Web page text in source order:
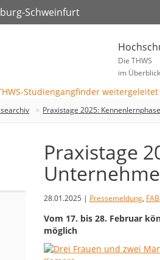
Schweinfurt
Die THWS
im Überblick
Praxistage 2025:
Praxistage
28.01.2025 | Pressemeldung, FAB
Vom 17. bis 28. Februar
möglich